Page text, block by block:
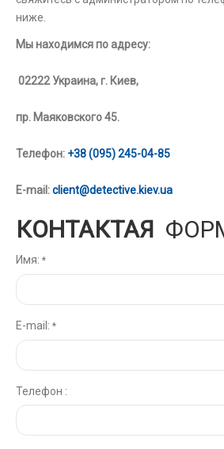
ниже.
Мы находимся по адресу:
02222 Украина, г. Киев,
пр. Маяковского 45.
Телефон: +38 (095) 245-04-85
E-mail:client@detective.kiev.ua
КОНТАКТАЯ
Имя: *
E-mail: *
Телефон :